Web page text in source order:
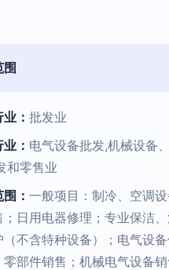
围
： 批发业
： 电气设备批发,机械设备
和零售业
： 一般项目：制冷、空调
；日用电器修理；专业保洁
（不含特种设备）；电气设
零部件销售；机械电气设备